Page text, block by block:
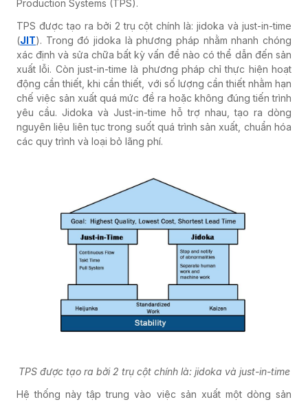
Production Systems (TPS).
TPS được tạo ra bởi 2 trụ cột chính là: jidoka và just-in-time
(JIT). Trong đó jidoka là phương pháp nhằm nhanh chóng
xác định và sửa chữa bất kỳ vấn đề nào có thể dẫn đến sản
xuất lỗi. Còn just-in-time là phương pháp chỉ thực hiện hoạt
động cần thiết, khi cần thiết, với số lượng cần thiết nhằm hạn
chế việc sản xuất quá mức đề ra hoặc không đúng tiến trình
yêu cầu. Jidoka và Just-in-time hỗ trợ nhau, tạo ra dòng
nguyên liệu liên tục trong suốt quá trình sản xuất, chuẩn hóa
các quy trình và loại bỏ lãng phí.
TPS được tạo ra bởi 2 trụ cột chính là: jidoka và just-in-time
Hệ thống này tập trung vào việc sản xuất một dòng sản